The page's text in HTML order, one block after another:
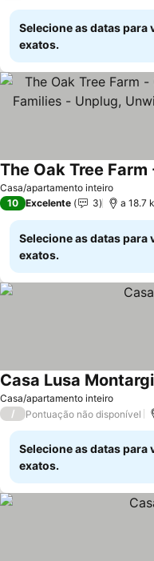
Selecione as datas para
exatos.
Casa/apartamento inteiro
Ver preços
10 Excelente 3 a 18.7
Selecione as datas para
exatos.
Casa/apartamento inteiro
Casa Lusa
/ Pontuação não disponível
Selecione as datas para
exatos.